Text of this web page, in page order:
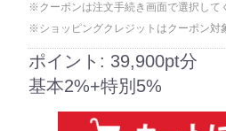
※クーポンは注文手続き画面で選択して
※ショッピングクレジットはクーポン対
ポイント: 39,900pt分
基本2%+特別5%